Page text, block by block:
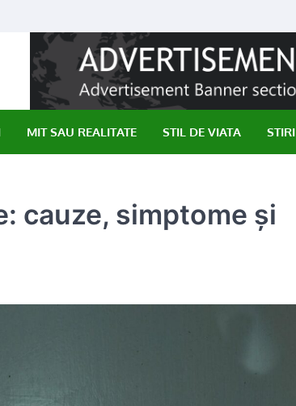
MIT SAU REALITATE STIL DE VIATA STIRI
cauze, simptome și